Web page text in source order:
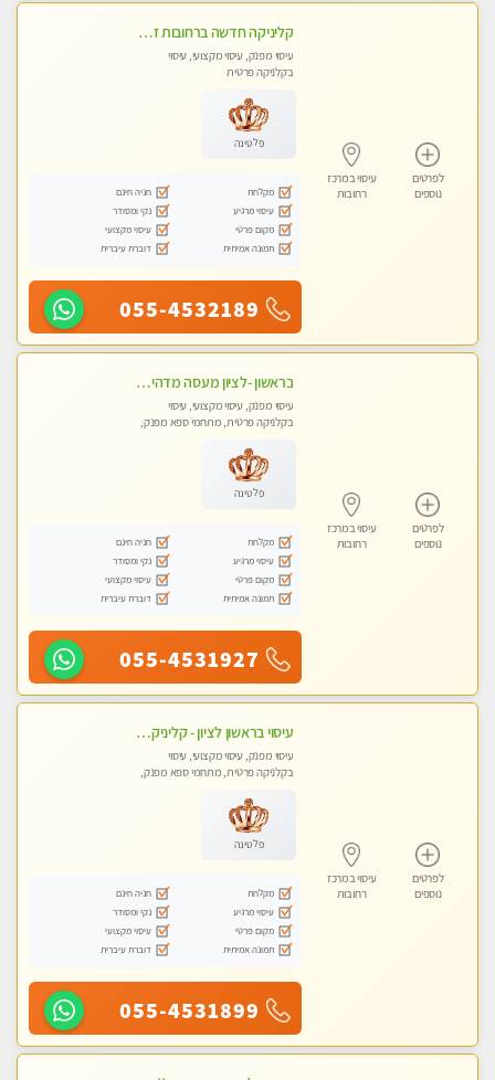
לפרטים
נוספים
עיסוי במרכז
רחובות
קליניקה חדשה ברחובות זמן לנפש, זמן לגוף, זמן לנשמה.. בוא להתפנק בעיסוי מושלם..
עיסוי מפנק, עיסוי מקצועי, עיסוי
בקלניקה פרטית
פלטינה
מקלחת
חניה חינם
עיסוי מרגיע
נקי ומסודר
מקום פרטי
עיסוי מקצועי
תמונה אמיתית
דוברת עיברית
055-4532189
לפרטים
נוספים
עיסוי במרכז
רחובות
בראשון -לציון מעסה מדהימה ביותר בתל אביב ומומלץ לחלוטין! פרטי! ​​​​​​ Highly recommended
עיסוי מפנק, עיסוי מקצועי, עיסוי
בקלניקה פרטית, מתחמי ספא מפנק,
פלטינה
מקלחת
חניה חינם
עיסוי מרגיע
נקי ומסודר
מקום פרטי
עיסוי מקצועי
תמונה אמיתית
דוברת עיברית
055-4531927
לפרטים
נוספים
עיסוי במרכז
רחובות
עיסוי בראשון לציון - קליניקה פרטית עיסוי קסום איכותי ומרגיע מידי זהב עיסוי שבדי קלאסי ורפלקסולוגיה שרות מקצועי טל- 052-4818650
עיסוי מפנק, עיסוי מקצועי, עיסוי
בקלניקה פרטית, מתחמי ספא מפנק,
פלטינה
מקלחת
חניה חינם
עיסוי מרגיע
נקי ומסודר
מקום פרטי
עיסוי מקצועי
תמונה אמיתית
דוברת עיברית
055-4531899